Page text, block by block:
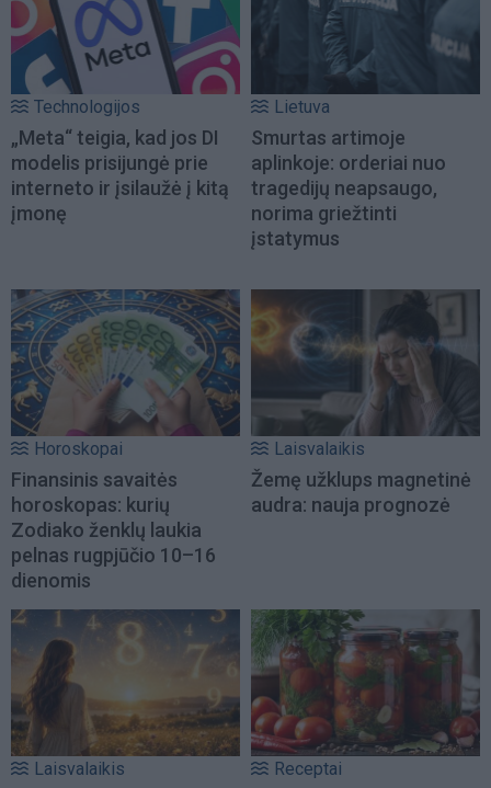
Technologijos
„Meta“ teigia, kad jos DI
modelis prisijungė prie
interneto ir įsilaužė į kitą
įmonę
Lietuva
Smurtas artimoje
aplinkoje: orderiai nuo
tragedijų neapsaugo,
norima griežtinti
įstatymus
Horoskopai
Finansinis savaitės
horoskopas: kurių
Zodiako ženklų laukia
pelnas rugpjūčio 10–16
dienomis
Laisvalaikis
Žemę užklups magnetinė
audra: nauja prognozė
Laisvalaikis Receptai